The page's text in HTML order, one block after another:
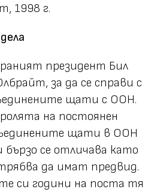
1998 г.
президент Бил
за да се справи с
щати с ООН.
на постоянен
щати в ООН
бързо се отличава като
да имат предвид.
си години на поста тя